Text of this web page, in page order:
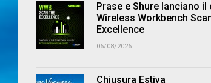
Prase e Shure lanciano il
Wireless Workbench
Excellence
06/08/2026
Chiusura Estiva